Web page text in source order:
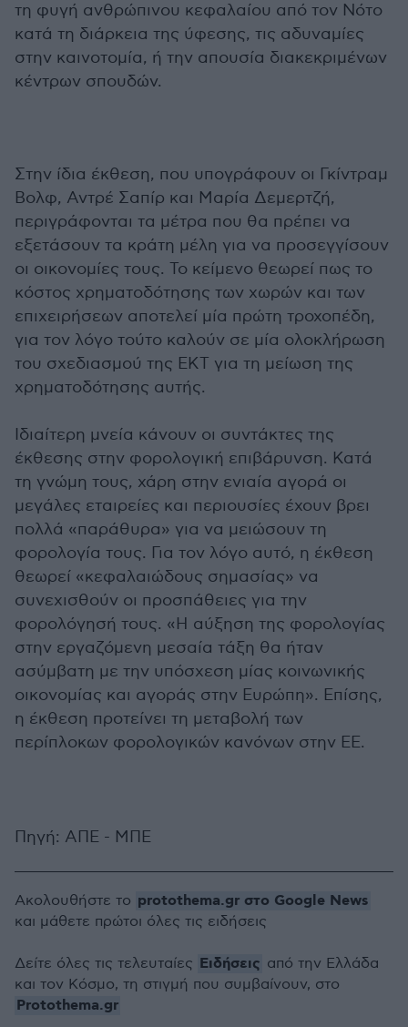
τη φυγή ανθρώπινου κεφαλαίου από τον Νότο
κατά τη διάρκεια της ύφεσης, τις αδυναμίες
στην καινοτομία, ή την απουσία διακεκριμένων
κέντρων σπουδών.
Στην ίδια έκθεση, που υπογράφουν οι Γκίντραμ
Βολφ, Αντρέ Σαπίρ και Μαρία Δεμερτζή,
περιγράφονται τα μέτρα που θα πρέπει να
εξετάσουν τα κράτη μέλη για να προσεγγίσουν
οι οικονομίες τους. Το κείμενο θεωρεί πως το
κόστος χρηματοδότησης των χωρών και των
επιχειρήσεων αποτελεί μία πρώτη τροχοπέδη,
για τον λόγο τούτο καλούν σε μία ολοκλήρωση
του σχεδιασμού της ΕΚΤ για τη μείωση της
χρηματοδότησης αυτής.
Ιδιαίτερη μνεία κάνουν οι συντάκτες της
έκθεσης στην φορολογική επιβάρυνση. Κατά
τη γνώμη τους, χάρη στην ενιαία αγορά οι
μεγάλες εταιρείες και περιουσίες έχουν βρει
πολλά «παράθυρα» για να μειώσουν τη
φορολογία τους. Για τον λόγο αυτό, η έκθεση
θεωρεί «κεφαλαιώδους σημασίας» να
συνεχισθούν οι προσπάθειες για την
φορολόγησή τους. «Η αύξηση της φορολογίας
στην εργαζόμενη μεσαία τάξη θα ήταν
ασύμβατη με την υπόσχεση μίας κοινωνικής
οικονομίας και αγοράς στην Ευρώπη». Επίσης,
η έκθεση προτείνει τη μεταβολή των
περίπλοκων φορολογικών κανόνων στην ΕΕ.
Πηγή: ΑΠΕ - ΜΠΕ
Ακολουθήστε το protothema.gr στο Google News
και μάθετε πρώτοι όλες τις ειδήσεις
Δείτε όλες τις τελευταίες Ειδήσεις από την Ελλάδα
και τον Κόσμο, τη στιγμή που συμβαίνουν, στο
Protothema.gr